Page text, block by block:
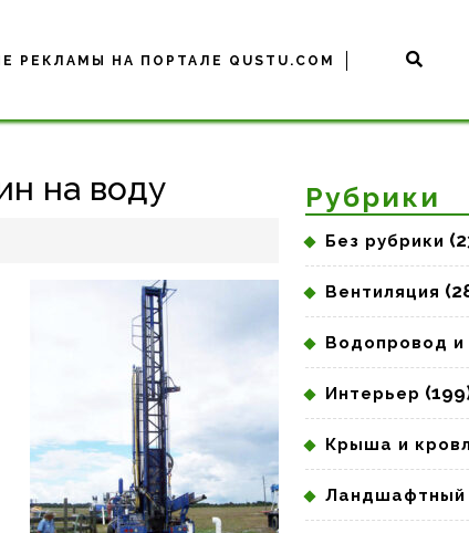
РЕКЛАМЫ НА ПОРТАЛЕ QUSTU.COM
на воду Рубрики
Без рубрики
Вентиляция
Водопровод и
Интерьер
Крыша и
Ландшафтный